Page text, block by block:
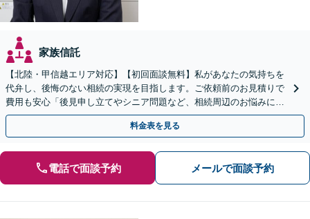
家族信託
【北陸・甲信越エリア対応】【初回面談無料】私があなたの気持ちを
代弁し、後悔のない相続の実現を目指します。ご依頼前のお見積りで
費用も安心「後見申し立てやシニア問題など、相続周辺のお悩みにも
対処可能」【WEB面談対応】
料金表を見る
電話で面談予約 メールで面談予約